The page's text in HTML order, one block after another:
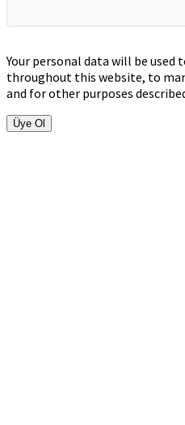
Your personal data will be used
throughout this website, to
and for other purposes
Üye Ol